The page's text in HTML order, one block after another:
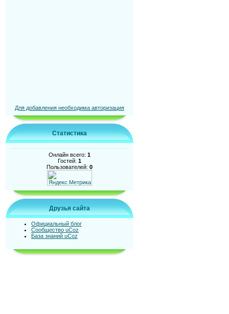
Для добавления необходима авторизация
Статистика
Онлайн всего: 1
Гостей: 1
Пользователей: 0
Друзья сайта
Официальный блог
Сообщество uCoz
База знаний uCoz